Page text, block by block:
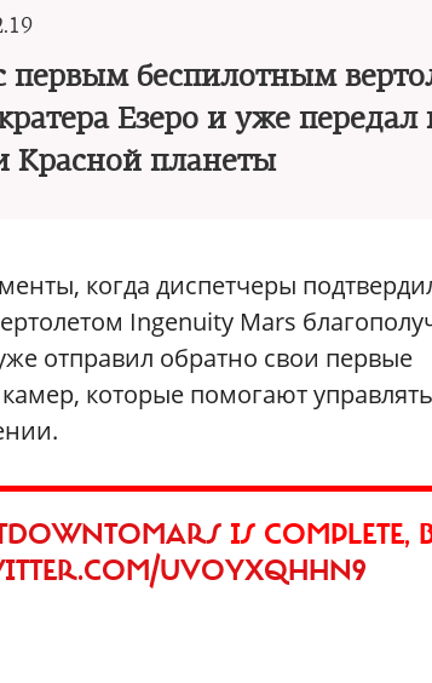
первым беспилотным
Езеро и уже передал
Красной планеты
когда диспетчеры
Ingenuity Mars
отправил обратно свои первые
которые помогают управлять
IS COMPLETE,
UVOYXQHHN9